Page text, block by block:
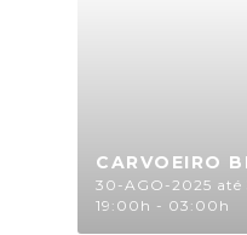
CARVOEIRO
30-AGO-2025 até
19:00h - 03:00h